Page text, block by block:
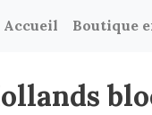
Accueil Boutique